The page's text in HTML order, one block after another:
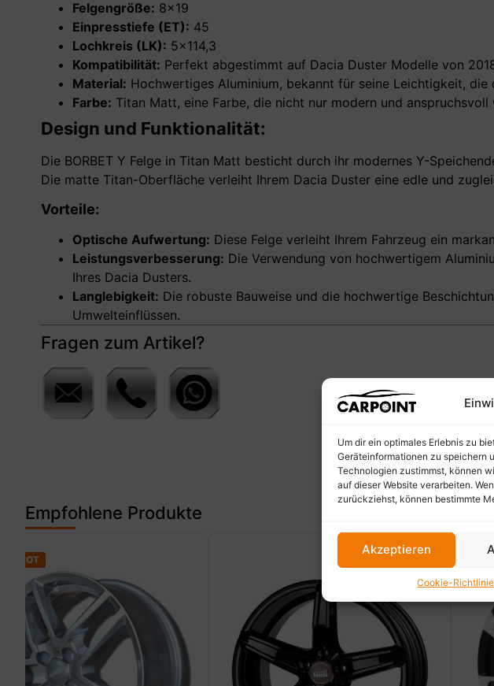
Um dir ein optimales Erlebnis zu
Geräteinformationen zu speichern
Technologien zustimmst, können
auf dieser Website verarbeiten.
zurückziehst, können bestimmte
Akzeptieren
Cookie-Richtlinie
Felgengröße: 8×19
Einpresstiefe (ET): 45
Lochkreis (LK): 5×114,3
Kompatibilität: Perfekt abgestimmt auf Dacia Duster Modelle von
Material: Hochwertiges Aluminium, bekannt für seine Leichtigkeit,
Farbe: Titan Matt, eine Farbe, die nicht nur modern und
Design und Funktionalität:
Die BORBET Y Felge in Titan Matt besticht durch ihr modernes Y-
Die matte Titan-Oberfläche verleiht Ihrem Dacia Duster eine edle und
Vorteile:
Optische Aufwertung: Diese Felge verleiht Ihrem Fahrzeug ein
Leistungsverbesserung: Die Verwendung von hochwertigem
Ihres Dacia Dusters.
Langlebigkeit: Die robuste Bauweise und die hochwertige
Umwelteinflüssen.
Fragen zum Artikel?
Empfohlene Produkte